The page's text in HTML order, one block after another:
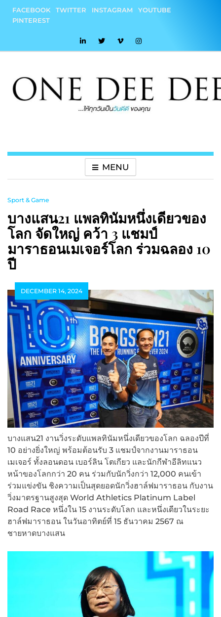
content
FACEBOOK TWITTER INSTAGRAM
YOUTUBE
PINTEREST
MENU
Sport & Game
บางแสน21 แพลทินัมหนึ่งเดียวของ
โลก จัดใหญ่ คว้า 3 แชมป์
มาราธอนเมเจอร์โลก ร่วมฉลอง 10
ปี
DECEMBER 14, 2024
บางแสน21 งานวิ่งระดับแพลทินัมหนึ่งเดียวของโลก ฉลองปีที่
10 อย่างยิ่งใหญ่ พร้อมต้อนรับ 3 แชมป์จากงานมาราธอน
เมเจอร์ ทั้งลอนดอน เบอร์ลิน โตเกียว และนักกีฬาอีลิทแนว
หน้าของโลกกว่า 20 คน ร่วมกับนักวิ่งกว่า 12,000 คนเข้า
ร่วมแข่งขัน ชิงความเป็นสุดยอดนักวิ่งฮาล์ฟมาราธอน กับงาน
วิ่งมาตรฐานสูงสุด World Athletics Platinum Label
Road Race หนึ่งใน 15 งานระดับโลก และหนึ่งเดียวในระยะ
ฮาล์ฟมาราธอน ในวันอาทิตย์ที่ 15 ธันวาคม 2567 ณ
ชายหาดบางแสน